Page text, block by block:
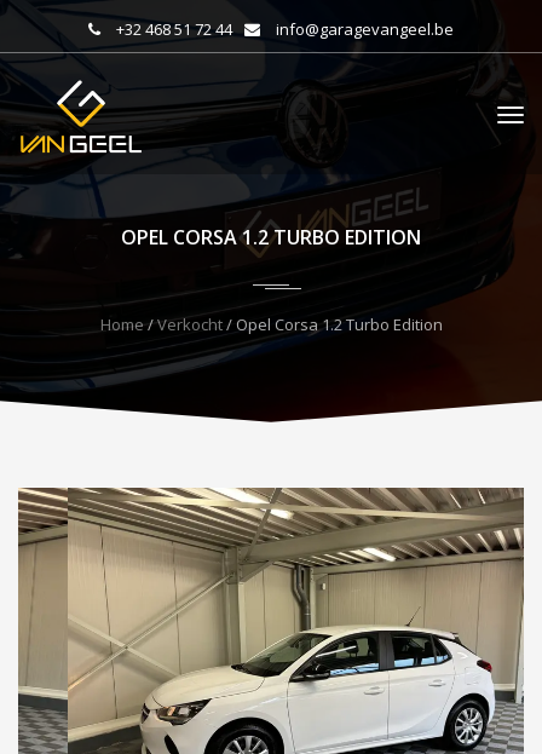
+32 468 51 72 44 info@garagevangeel.be
OPEL CORSA 1.2 TURBO EDITION
Home/Verkocht/ Opel Corsa 1.2 Turbo Edition